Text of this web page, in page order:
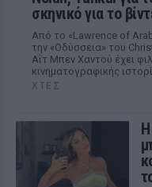
σκηνικό για το
Από το «Lawrence of
την «Οδύσσεια» του
Αΐτ Μπεν Χαντού έχει
κινηματογραφικής
ΧΤΕΣ